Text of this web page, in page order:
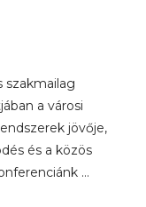
szakmailag
a városi
jövője,
és a közös
…